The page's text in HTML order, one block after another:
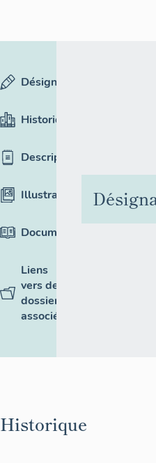
Désignation
Historique
Description
Illustrations
Documentation
Liens
vers des
dossiers
associés
Historique